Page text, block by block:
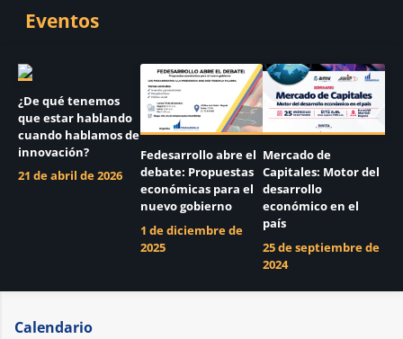
Eventos
¿De qué tenemos
que estar hablando
cuando hablamos de
innovación?
21 de abril de 2026
Fedesarrollo abre el
debate: Propuestas
económicas para el
nuevo gobierno
1 de diciembre de
2025
Mercado de
Capitales: Motor del
desarrollo
económico en el
país
25 de septiembre de
2024
Calendario